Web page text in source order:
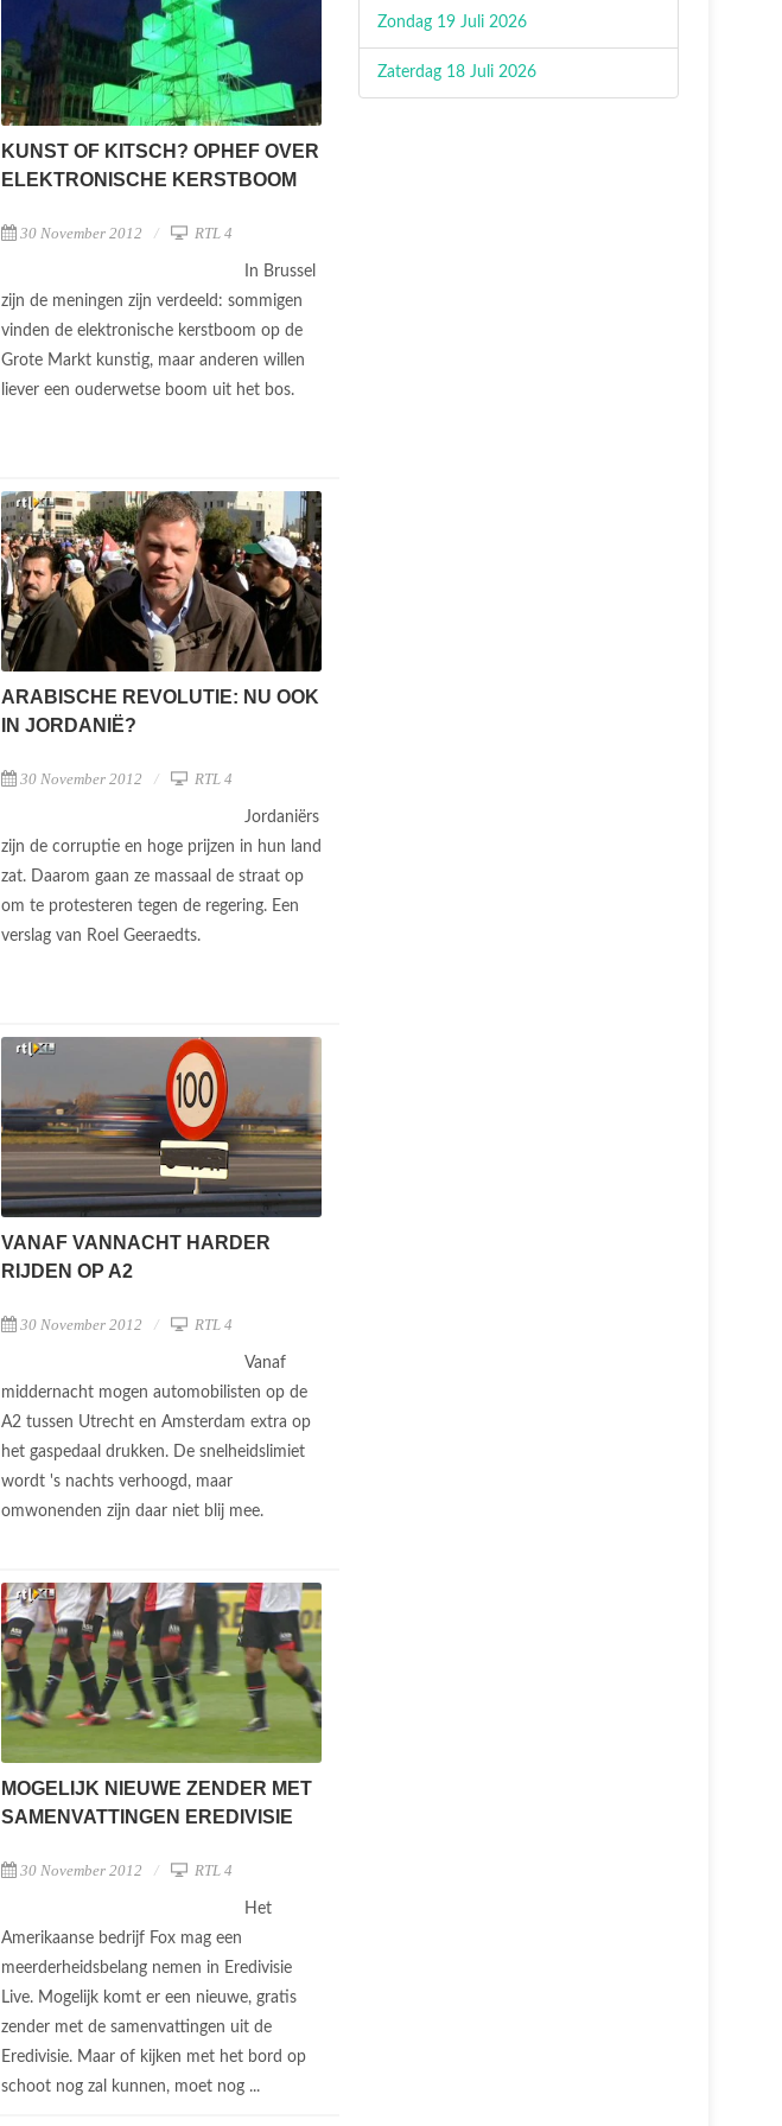
KUNST OF KITSCH? OPHEF OVER
ELEKTRONISCHE KERSTBOOM
30 November 2012 RTL 4
In Brussel
zijn de meningen zijn verdeeld: sommigen
vinden de elektronische kerstboom op de
Grote Markt kunstig, maar anderen willen
liever een ouderwetse boom uit het bos.
ARABISCHE REVOLUTIE: NU OOK
IN JORDANIË?
30 November 2012 RTL 4
Jordaniërs
zijn de corruptie en hoge prijzen in hun land
zat. Daarom gaan ze massaal de straat op
om te protesteren tegen de regering. Een
verslag van Roel Geeraedts.
VANAF VANNACHT HARDER
RIJDEN OP A2
30 November 2012 RTL 4
Vanaf
middernacht mogen automobilisten op de
A2 tussen Utrecht en Amsterdam extra op
het gaspedaal drukken. De snelheidslimiet
wordt 's nachts verhoogd, maar
omwonenden zijn daar niet blij mee.
MOGELIJK NIEUWE ZENDER MET
SAMENVATTINGEN EREDIVISIE
30 November 2012 RTL 4
Het
Amerikaanse bedrijf Fox mag een
meerderheidsbelang nemen in Eredivisie
Live. Mogelijk komt er een nieuwe, gratis
zender met de samenvattingen uit de
Eredivisie. Maar of kijken met het bord op
schoot nog zal kunnen, moet nog ...
Zondag 19 Juli 2026
Zaterdag 18 Juli 2026